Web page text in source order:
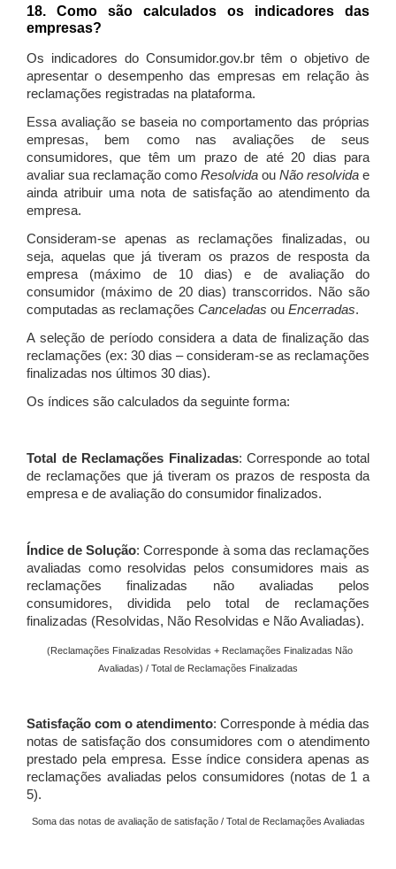
18. Como são calculados os indicadores das
empresas?
Os indicadores do Consumidor.gov.br têm o objetivo de
apresentar o desempenho das empresas em relação às
reclamações registradas na plataforma.
Essa avaliação se baseia no comportamento das próprias
empresas, bem como nas avaliações de seus
consumidores, que têm um prazo de até 20 dias para
avaliar sua reclamação como Resolvida ou Não resolvida e
ainda atribuir uma nota de satisfação ao atendimento da
empresa.
Consideram-se apenas as reclamações finalizadas, ou
seja, aquelas que já tiveram os prazos de resposta da
empresa (máximo de 10 dias) e de avaliação do
consumidor (máximo de 20 dias) transcorridos. Não são
computadas as reclamações Canceladas ou Encerradas.
A seleção de período considera a data de finalização das
reclamações (ex: 30 dias – consideram-se as reclamações
finalizadas nos últimos 30 dias).
Os índices são calculados da seguinte forma:
Total de Reclamações Finalizadas: Corresponde ao total
de reclamações que já tiveram os prazos de resposta da
empresa e de avaliação do consumidor finalizados.
Índice de Solução: Corresponde à soma das reclamações
avaliadas como resolvidas pelos consumidores mais as
reclamações finalizadas não avaliadas pelos
consumidores, dividida pelo total de reclamações
finalizadas (Resolvidas, Não Resolvidas e Não Avaliadas).
(Reclamações Finalizadas Resolvidas + Reclamações Finalizadas Não
Avaliadas) / Total de Reclamações Finalizadas
Satisfação com o atendimento: Corresponde à média das
notas de satisfação dos consumidores com o atendimento
prestado pela empresa. Esse índice considera apenas as
reclamações avaliadas pelos consumidores (notas de 1 a
5).
Soma das notas de avaliação de satisfação / Total de Reclamações Avaliadas